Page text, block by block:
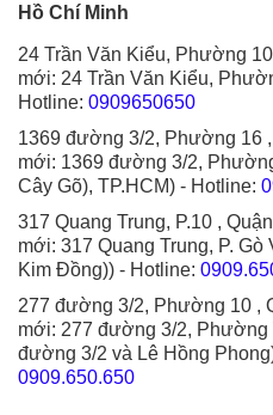
Hồ Chí Minh
24 Trần Văn Kiểu, Phường
mới: 24 Trần Văn Kiểu,
Hotline: 0909650650
1369 đường 3/2, Phường 16
mới: 1369 đường 3/2,
Cây Gõ), TP.HCM) - Hotline:
317 Quang Trung, P.10 ,
mới: 317 Quang Trung, P.
Kim Đồng)) - Hotline:
277 đường 3/2, Phường 10 ,
mới: 277 đường 3/2,
đường 3/2 và Lê Hồng
0909.650.650